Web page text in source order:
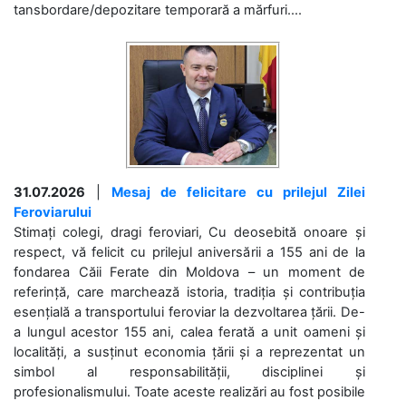
tansbordare/depozitare temporară a mărfuri....
31.07.2026
Mesaj de felicitare cu prilejul Zilei
Feroviarului
Stimați colegi, dragi feroviari, Cu deosebită onoare și
respect, vă felicit cu prilejul aniversării a 155 ani de la
fondarea Căii Ferate din Moldova – un moment de
referință, care marchează istoria, tradiția și contribuția
esențială a transportului feroviar la dezvoltarea țării. De-
a lungul acestor 155 ani, calea ferată a unit oameni și
localități, a susținut economia țării și a reprezentat un
simbol al responsabilității, disciplinei și
profesionalismului. Toate aceste realizări au fost posibile